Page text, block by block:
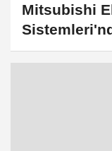
Mitsubishi
ürünlerinde